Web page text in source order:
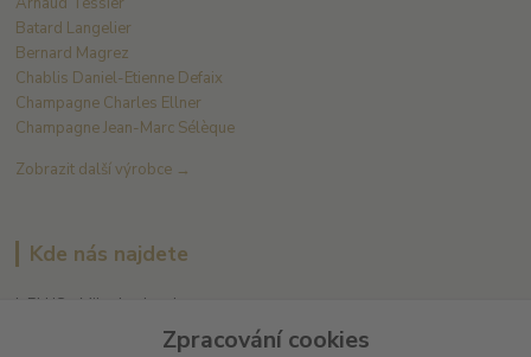
Batard Langelier
Bernard Magrez
Chablis Daniel-Etienne Defaix
Champagne Charles Ellner
Champagne Jean-Marc Sélèque
Zobrazit další výrobce →
Kde nás najdete
L PLUS - Miloslav Lerch
Zpracování cookies